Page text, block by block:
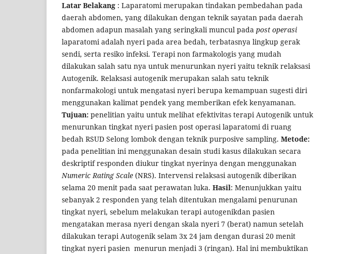
Latar Belakang : Laparatomi merupakan tindakan pembedahan pada
daerah abdomen, yang dilakukan dengan teknik sayatan pada daerah
abdomen adapun masalah yang seringkali muncul pada post operasi
laparatomi adalah nyeri pada area bedah, terbatasnya lingkup gerak
sendi, serta resiko infeksi. Terapi non farmakologis yang mudah
dilakukan salah satu nya untuk menurunkan nyeri yaitu teknik relaksasi
Autogenik. Relaksasi autogenik merupakan salah satu teknik
nonfarmakologi untuk mengatasi nyeri berupa kemampuan sugesti diri
menggunakan kalimat pendek yang memberikan efek kenyamanan.
Tujuan: penelitian yaitu untuk melihat efektivitas terapi Autogenik untuk
menurunkan tingkat nyeri pasien post operasi laparatomi di ruang
bedah RSUD Selong lombok dengan teknik purposive sampling. Metode:
pada penelitian ini menggunakan desain studi kasus dilakukan secara
deskriptif responden diukur tingkat nyerinya dengan menggunakan
Numeric Rating Scale (NRS). Intervensi relaksasi autogenik diberikan
selama 20 menit pada saat perawatan luka. Hasil: Menunjukkan yaitu
sebanyak 2 responden yang telah ditentukan mengalami penurunan
tingkat nyeri, sebelum melakukan terapi autogenikdan pasien
mengatakan merasa nyeri dengan skala nyeri 7 (berat) namun setelah
dilakukan terapi Autogenik selam 3x 24 jam dengan durasi 20 menit
tingkat nyeri pasien menurun menjadi 3 (ringan). Hal ini membuktikan